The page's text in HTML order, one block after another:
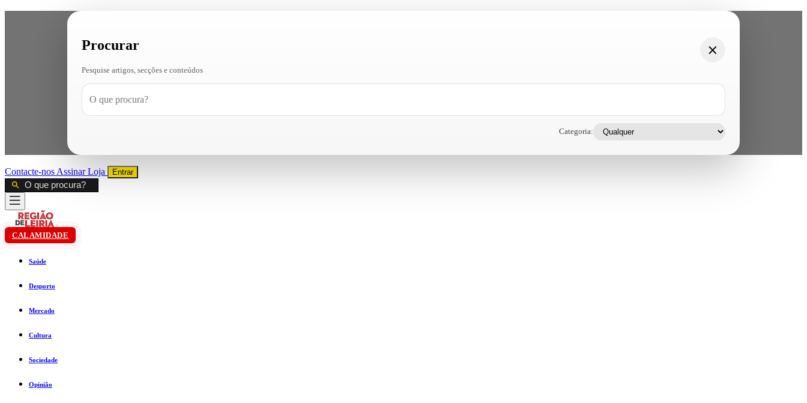
Procurar
Pesquise artigos, secções e conteúdos
Categoria:
Contacte-nos AssinarLoja Entrar
CALAMIDADE
Saúde
Desporto
Mercado
Cultura
Sociedade
Opinião